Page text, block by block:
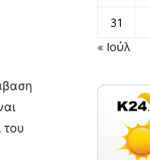
του
31
« Ιούλ